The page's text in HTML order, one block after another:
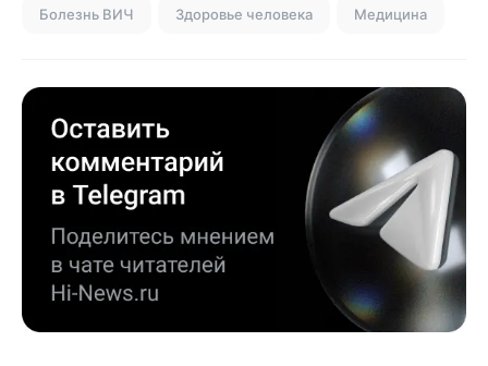
Болезнь ВИЧ Здоровье человека Медицина